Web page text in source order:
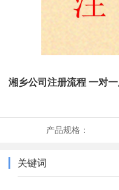
湘乡公司注册流程 一对
产品规格：
关键词